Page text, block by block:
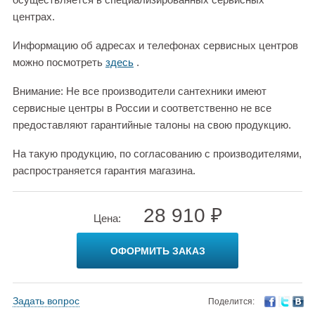
центрах.
Информацию об адресах и телефонах сервисных центров
можно посмотреть здесь .
Внимание: Не все производители сантехники имеют
сервисные центры в России и соответственно не все
предоставляют гарантийные талоны на свою продукцию.
На такую продукцию, по согласованию с производителями,
распространяется гарантия магазина.
Цена: 28 910 ₽
ОФОРМИТЬ ЗАКАЗ
Задать вопрос Поделится: